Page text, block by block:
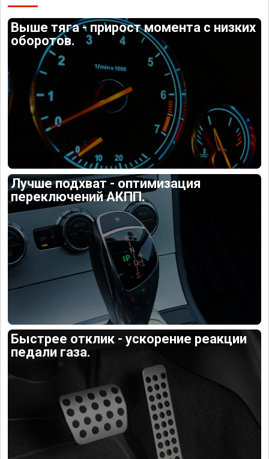
Выше тяга - прирост момента с низких
оборотов.
Лучше подхват - оптимизация
переключений АКПП.
Быстрее отклик - ускорение реакции
педали газа.